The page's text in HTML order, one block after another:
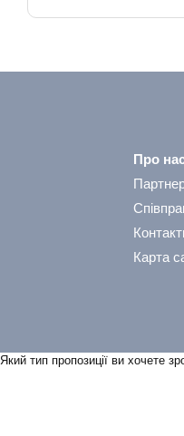
Про
Карта
Який тип пропозицiї ви хочете